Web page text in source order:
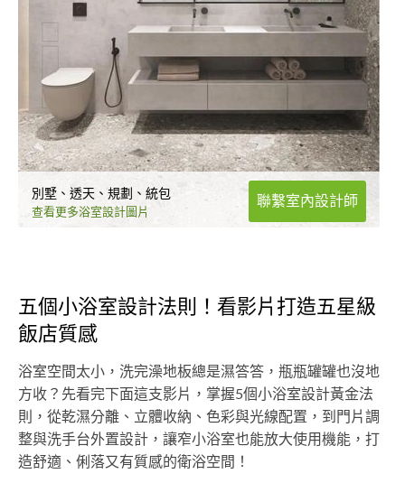
別墅、透天、規劃、統包
查看更多浴室設計圖片
聯繫室內設計師
五個小浴室設計法則！看影片打造五星級
飯店質感
浴室空間太小，洗完澡地板總是濕答答，瓶瓶罐罐也沒地
方收？先看完下面這支影片，掌握5個小浴室設計黃金法
則，從乾濕分離、立體收納、色彩與光線配置，到門片調
整與洗手台外置設計，讓窄小浴室也能放大使用機能，打
造舒適、俐落又有質感的衛浴空間！